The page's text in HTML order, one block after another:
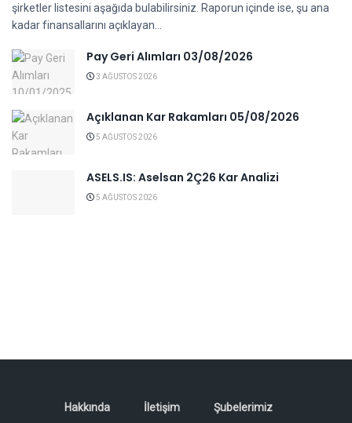
şirketler listesini aşağıda bulabilirsiniz. Raporun içinde ise, şu ana
kadar finansallarını açıklayan...
Pay Geri Alımları 03/08/2026
3 AĞUSTOS 2026
Açıklanan Kar Rakamları 05/08/2026
5 AĞUSTOS 2026
ASELS.IS: Aselsan 2Ç26 Kar Analizi
5 AĞUSTOS 2026
Hakkında İletişim
Şubelerimiz